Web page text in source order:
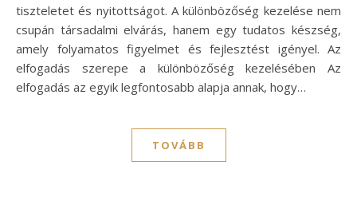
tiszteletet és nyitottságot. A különbözőség kezelése nem
csupán társadalmi elvárás, hanem egy tudatos készség,
amely folyamatos figyelmet és fejlesztést igényel. Az
elfogadás szerepe a különbözőség kezelésében Az
elfogadás az egyik legfontosabb alapja annak, hogy…
TOVÁBB